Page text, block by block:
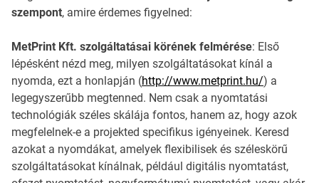
szempont, amire érdemes figyelned:
MetPrint Kft. szolgáltatásai körének felmérése: Első
lépésként nézd meg, milyen szolgáltatásokat kínál a
nyomda, ezt a honlapján (http://www.metprint.hu/) a
legegyszerűbb megtenned. Nem csak a nyomtatási
technológiák széles skálája fontos, hanem az, hogy azok
megfelelnek-e a projekted specifikus igényeinek. Keresd
azokat a nyomdákat, amelyek flexibilisek és széleskörű
szolgáltatásokat kínálnak, például digitális nyomtatást,